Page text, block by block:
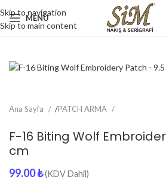
Skip to navigation
Skip to main content
MENU
Ana Sayfa /PATCH ARMA
F-16 Biting Wolf
cm
99.00₺(KDV Dahil)